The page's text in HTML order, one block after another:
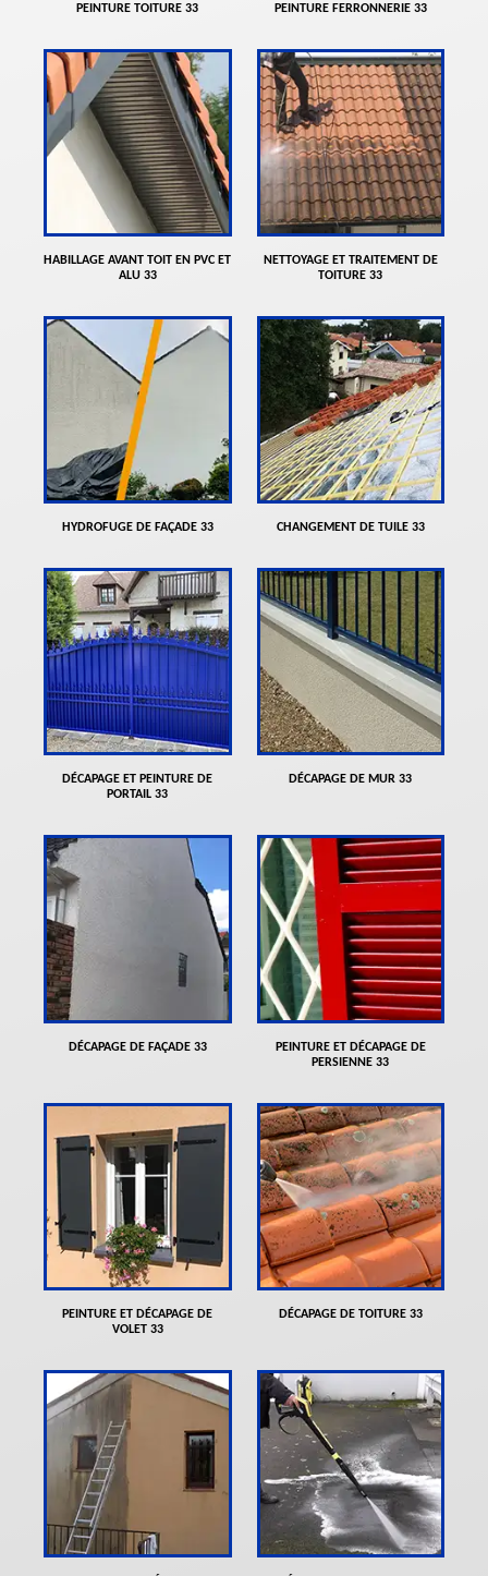
PEINTURE TOITURE 33 PEINTURE FERRONNERIE 33
HABILLAGE AVANT TOIT EN PVC ET
ALU 33
NETTOYAGE ET TRAITEMENT DE
TOITURE 33
HYDROFUGE DE FAÇADE 33 CHANGEMENT DE TUILE 33
DÉCAPAGE ET PEINTURE DE
PORTAIL 33
DÉCAPAGE DE MUR 33
DÉCAPAGE DE FAÇADE 33
PEINTURE ET DÉCAPAGE DE
PERSIENNE 33
PEINTURE ET DÉCAPAGE DE
VOLET 33
DÉCAPAGE DE TOITURE 33